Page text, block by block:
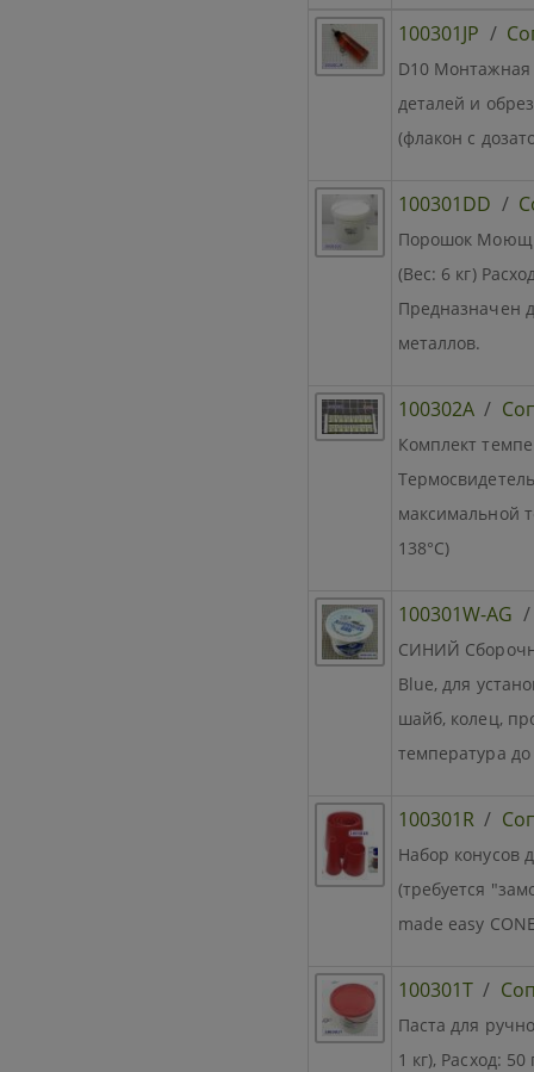
100301JP /
D10 Монтажная
деталей и
(флакон с
100301DD /
Порошок
(Вес: 6 кг)
Предназначен
металлов.
100302A /
Комплект
максимальной
138°C)
100301W-AG
СИНИЙ
Blue, для
шайб, колец,
температура
100301R /
Набор конусов
(требуется
made easy
100301T /
Паста для
1 кг), Расход: